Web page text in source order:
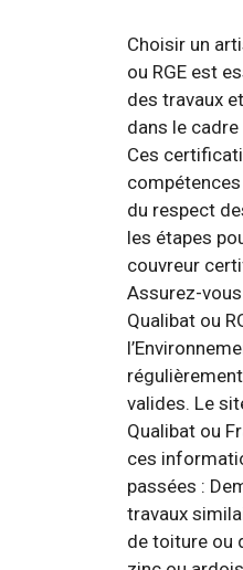
Choisir un
ou RGE est
des travaux
dans le
Ces
du respect
les étapes
couvreur
Assurez-
Qualibat ou
valides. Le
Qualibat ou
ces
passées :
travaux
de toiture ou